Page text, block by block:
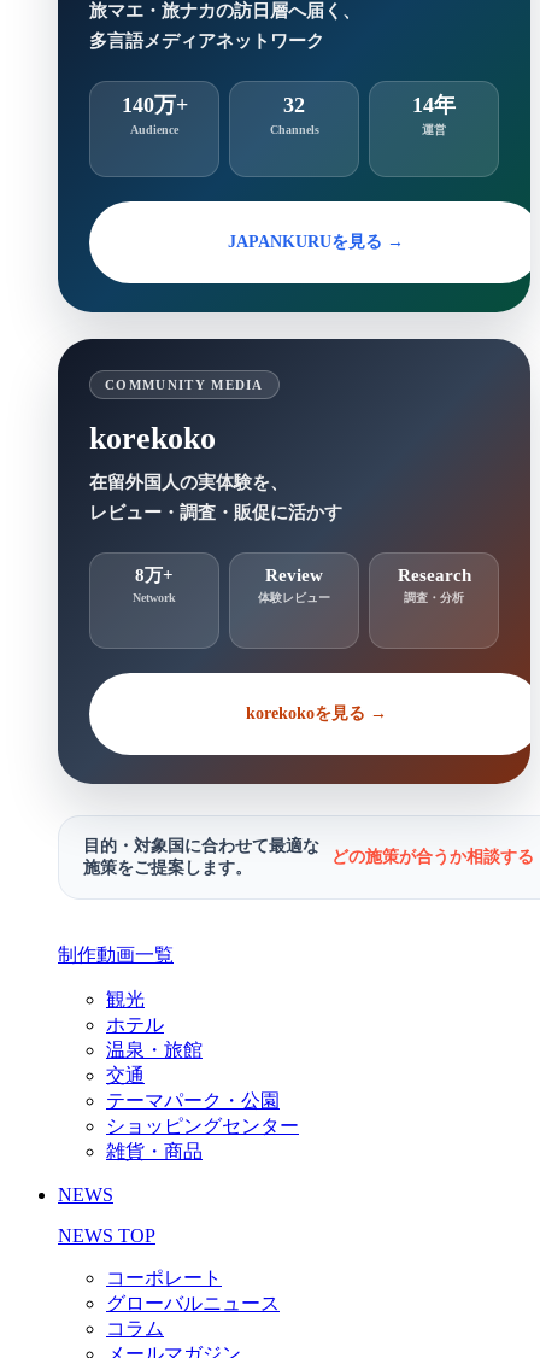
旅マエ・旅ナカの訪日層へ届く、
多言語メディアネットワーク
140万+
Audience
32
Channels
14年
運営
JAPANKURUを見る →
COMMUNITY MEDIA
korekoko
在留外国人の実体験を、
レビュー・調査・販促に活かす
8万+
Network
Review
体験レビュー
Research
調査・分析
korekokoを見る →
目的・対象国に合わせて最適な
施策をご提案します。
どの施策が合うか相談す
制作動画一覧
観光
ホテル
温泉・旅館
交通
テーマパーク・公園
ショッピングセンター
雑貨・商品
NEWS
NEWS TOP
コーポレート
グローバルニュース
コラム
メールマガジン